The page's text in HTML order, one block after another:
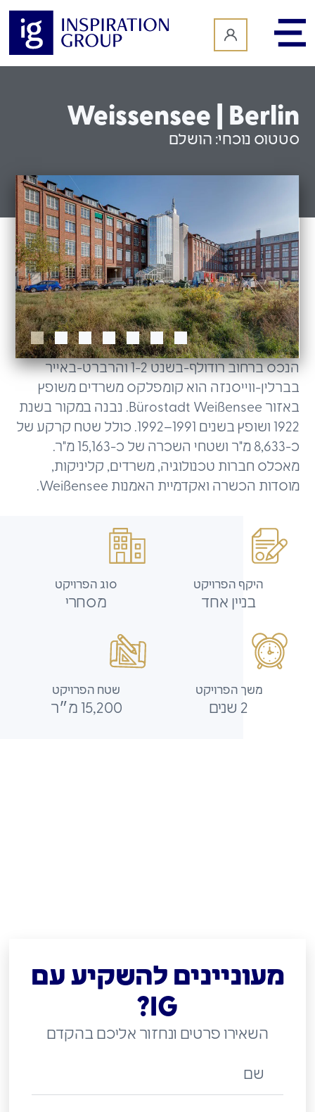
Weissensee | Berlin
סטטוס נוכחי: הושלם
הנכס ברחוב רודולף-בשנט 1-2 והרברט-באייר
בברלין-ווייסנזה הוא קומפלקס משרדים משופץ
באזור Bürostadt Weißensee. נבנה במקור בשנת
1922 ושופץ בשנים 1991–1992. כולל שטח קרקע של
כ-8,633 מ"ר ושטחי השכרה של כ-15,163 מ"ר.
מאכלס חברות טכנולוגיה, משרדים, קליניקות,
מוסדות הכשרה ואקדמיית האמנות Weißensee.
היקף הפרויקט
בניין אחד
סוג הפרויקט
מסחרי
משך הפרויקט
2 שנים
שטח הפרויקט
15,200 מ״ר
מעוניינים להשקיע עם
IG?
השאירו פרטים ונחזור אליכם בהקדם
שם